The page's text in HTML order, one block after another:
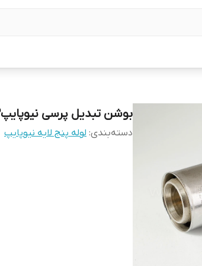
بوشن تبدیل پرسی نیوپایپ32*50
دسته‌بندی: لوله پنج لایه نیوپایپ